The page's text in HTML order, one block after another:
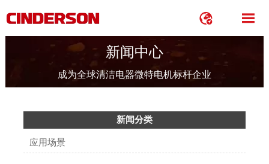
 
新闻中心
成为全球清洁电器微特电机标杆企业
新闻分类
应用场景